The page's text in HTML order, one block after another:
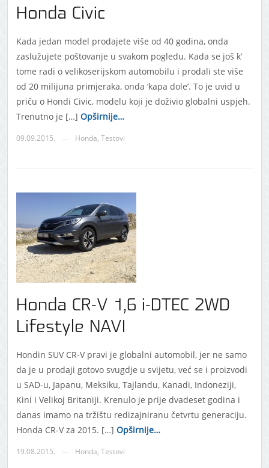
Honda Civic
Kada jedan model prodajete više od 40 godina, onda
zaslužujete poštovanje u svakom pogledu. Kada se još k’
tome radi o velikoserijskom automobilu i prodali ste više
od 20 milijuna primjeraka, onda ‘kapa dole’. To je uvid u
priču o Hondi Civic, modelu koji je doživio globalni uspjeh.
Trenutno je […] Opširnije…
09.09.2015. Honda, Testovi
Honda CR-V 1,6 i-DTEC 2WD
Lifestyle NAVI
Hondin SUV CR-V pravi je globalni automobil, jer ne samo
da je u prodaji gotovo svugdje u svijetu, već se i proizvodi
u SAD-u, Japanu, Meksiku, Tajlandu, Kanadi, Indoneziji,
Kini i Velikoj Britaniji. Krenulo je prije dvadeset godina i
danas imamo na tržištu redizajniranu četvrtu generaciju.
Honda CR-V za 2015. […] Opširnije…
19.08.2015. Honda, Testovi